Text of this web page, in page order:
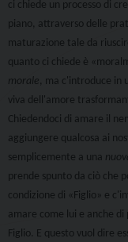
ci chiede un processo di
piano, attraverso delle
maturazione tale da
quanto ci chiede è
morale, ma c'introduce in
viva dell'amore
Chiedendoci di amare il
aggiungere qualcosa ai
semplicemente a una
prende spunto da ciò che
condizione di «Figlio» e
amare come lui e anche
Figlio. E questo vuol dire